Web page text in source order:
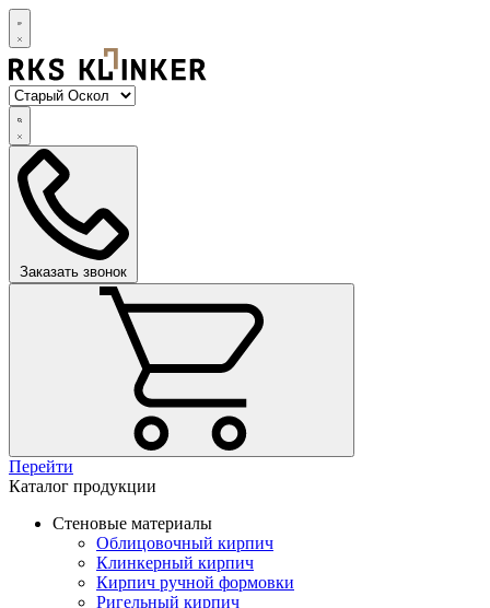
Заказать звонок
Перейти
Каталог продукции
Стеновые материалы
Облицовочный кирпич
Клинкерный кирпич
Кирпич ручной формовки
Ригельный кирпич